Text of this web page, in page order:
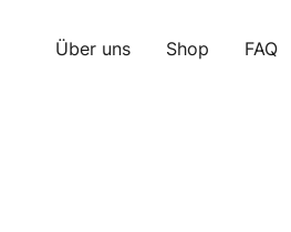
Über uns Shop FAQ